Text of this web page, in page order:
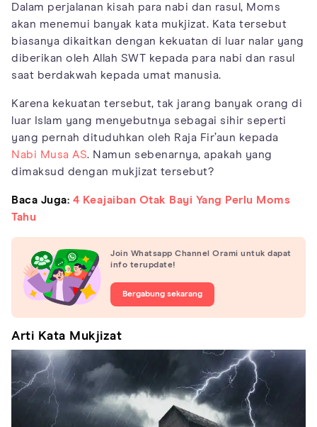
Dalam perjalanan kisah para nabi dan rasul, Moms
akan menemui banyak kata mukjizat. Kata tersebut
biasanya dikaitkan dengan kekuatan di luar nalar yang
diberikan oleh Allah SWT kepada para nabi dan rasul
saat berdakwah kepada umat manusia.
Karena kekuatan tersebut, tak jarang banyak orang di
luar Islam yang menyebutnya sebagai sihir seperti
yang pernah dituduhkan oleh Raja Fir’aun kepada
Nabi Musa AS. Namun sebenarnya, apakah yang
dimaksud dengan mukjizat tersebut?
Baca Juga: 4 Keajaiban Otak Bayi Yang Perlu Moms
Tahu
Join Whatsapp Channel Orami untuk dapat
info terupdate!
Bergabung sekarang
Arti Kata Mukjizat